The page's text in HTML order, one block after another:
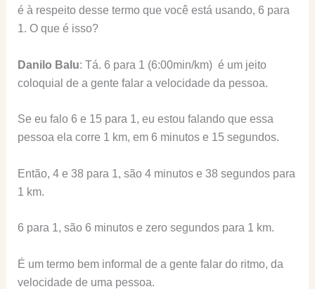
é à respeito desse termo que você está usando, 6 para
1. O que é isso?
Danilo Balu: Tá. 6 para 1 (6:00min/km) é um jeito
coloquial de a gente falar a velocidade da pessoa.
Se eu falo 6 e 15 para 1, eu estou falando que essa
pessoa ela corre 1 km, em 6 minutos e 15 segundos.
Então, 4 e 38 para 1, são 4 minutos e 38 segundos para
1 km.
6 para 1, são 6 minutos e zero segundos para 1 km.
É um termo bem informal de a gente falar do ritmo, da
velocidade de uma pessoa.